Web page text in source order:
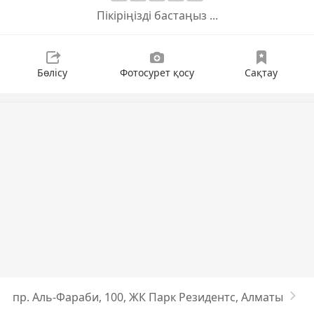
Пікіріңізді бастаңыз ...
Бөлісу Фотосурет қосу Сақтау
пр. Аль-Фараби, 100, ​ЖК Парк Резидентс​, Алматы